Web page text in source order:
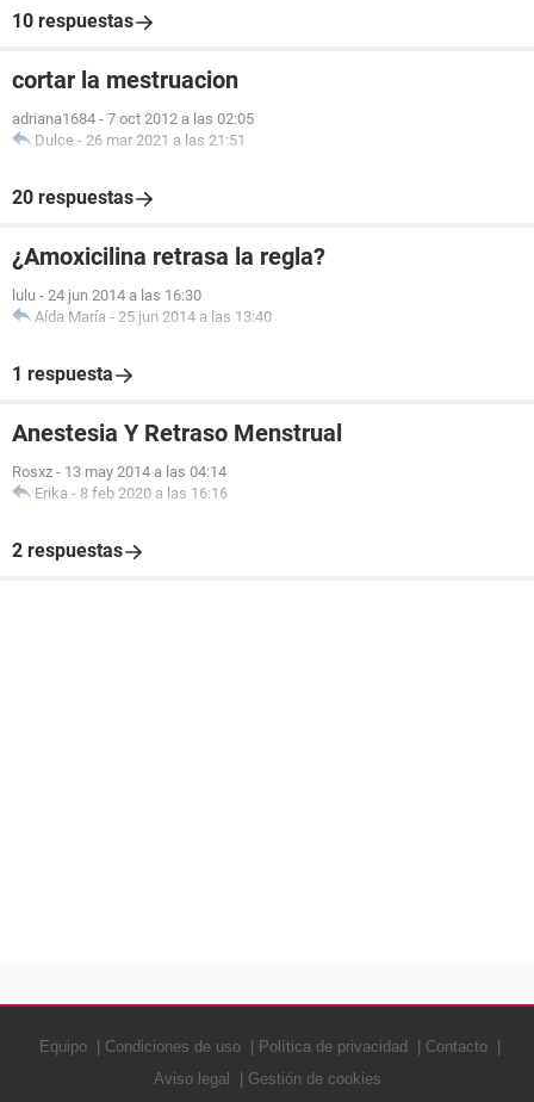
10 respuestas
cortar la mestruacion
adriana1684 - 7 oct 2012 a las 02:05
Dulce - 26 mar 2021 a las 21:51
20 respuestas
¿Amoxicilina retrasa la regla?
lulu - 24 jun 2014 a las 16:30
Aída María - 25 jun 2014 a las 13:40
1 respuesta
Anestesia Y Retraso Menstrual
Rosxz - 13 may 2014 a las 04:14
Erika - 8 feb 2020 a las 16:16
2 respuestas
Equipo Condiciones de uso Política de privacidad
Contacto
Aviso legal
Gestión de cookies